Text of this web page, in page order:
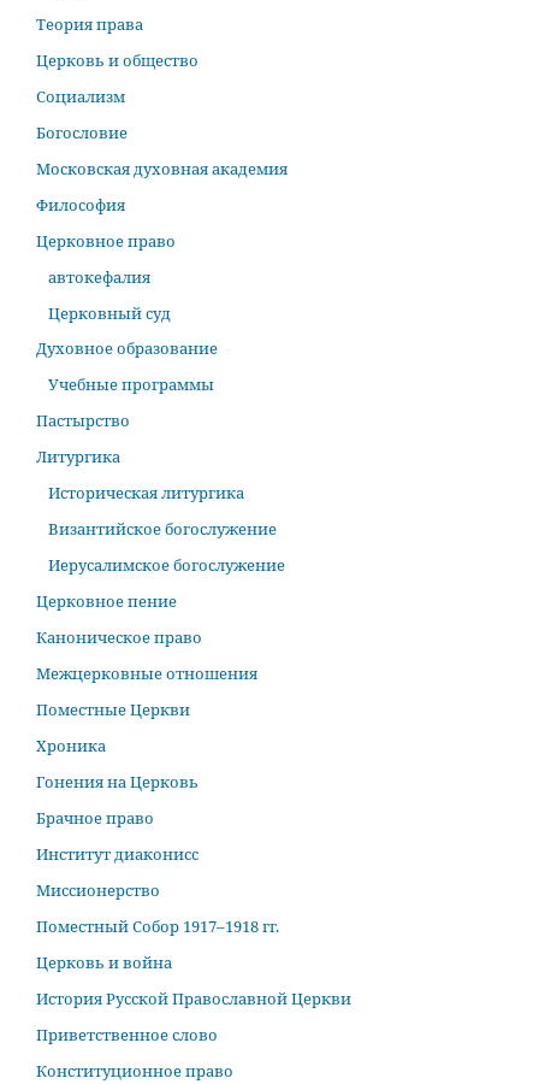
Теория права
Церковь и общество
Социализм
Богословие
Московская духовная академия
Философия
Церковное право
автокефалия
Церковный суд
Духовное образование
Учебные программы
Пастырство
Литургика
Историческая литургика
Византийское богослужение
Иерусалимское богослужение
Церковное пение
Каноническое право
Межцерковные отношения
Поместные Церкви
Хроника
Гонения на Церковь
Брачное право
Институт диаконисс
Миссионерство
Поместный Собор 1917–1918 гг.
Церковь и война
История Русской Православной Церкви
Приветственное слово
Конституционное право